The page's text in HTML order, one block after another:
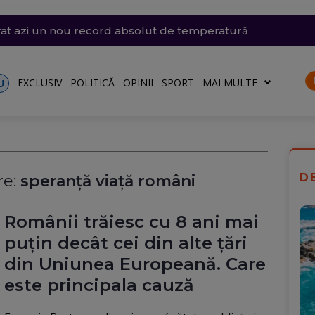
Thailanda: 8 persoane au fost ucise într-un atac armat
arestată în Germania, pentru că a spionat pentru
azi un nou record absolut de temperatură
Angliei: O defecțiune electrică provoacă întârzieri
O groapă de 3 metri adâncime a apărut în carosabil,
EXCLUSIV POLITICĂ OPINII SPORT MAI MULTE
speranță viață români
Românii trăiesc cu 8 ani mai
puțin decât cei din alte țări
din Uniunea Europeană. Care
este principala cauză